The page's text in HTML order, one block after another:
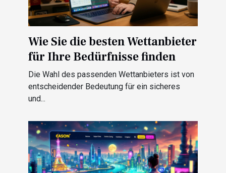
Wie Sie die besten Wettanbieter
für Ihre Bedürfnisse finden
Die Wahl des passenden Wettanbieters ist von
entscheidender Bedeutung für ein sicheres
und...